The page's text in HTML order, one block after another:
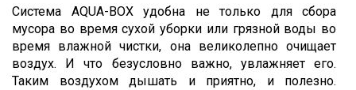
Система AQUA-BOX удобна не только для сбора
мусора во время сухой уборки или грязной воды во
время влажной чистки, она великолепно очищает
воздух. И что безусловно важно, увлажняет его.
Таким воздухом дышать и приятно, и полезно.